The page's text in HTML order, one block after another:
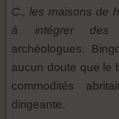
C., les maisons de
à intégrer des
archéologues.
aucun doute que le
commodités
dirigeante.